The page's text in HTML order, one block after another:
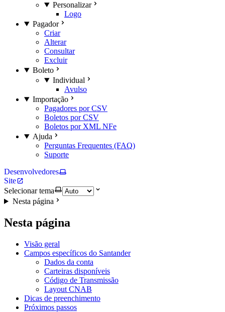
Personalizar
Logo
Pagador
Criar
Alterar
Consultar
Excluir
Boleto
Individual
Avulso
Importação
Pagadores por CSV
Boletos por CSV
Boletos por XML NFe
Ajuda
Perguntas Frequentes (FAQ)
Suporte
Desenvolvedores
Site
Selecionar tema
Nesta página
Nesta página
Visão geral
Campos específicos do Santander
Dados da conta
Carteiras disponíveis
Código de Transmissão
Layout CNAB
Dicas de preenchimento
Próximos passos